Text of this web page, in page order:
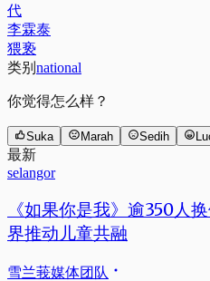
李霖泰
猥亵
类别 national
你觉得怎么样？
Suka Marah Sedih
最新
selangor
《如果你是我》逾350人
界推动儿童共融
雪兰莪媒体团队